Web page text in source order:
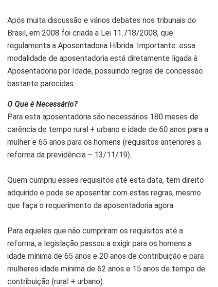
Após muita discussão e vários debates nos tribunais do
Brasil, em 2008 foi criada a Lei 11.718/2008, que
regulamenta a Aposentadoria Híbrida. Importante: essa
modalidade de aposentadoria está diretamente ligada à
Aposentadoria por Idade, possuindo regras de concessão
bastante parecidas.
O Que é Necessário?
Para esta aposentadoria são necessários 180 meses de
carência de tempo rural + urbano e idade de 60 anos para a
mulher e 65 anos para os homens (requisitos anteriores a
reforma da previdência – 13/11/19).
Quem cumpriu esses requisitos até esta data, tem direito
adquirido e pode se aposentar com estas regras, mesmo
que faça o requerimento da aposentadoria agora.
Para aqueles que não cumpriram os requisitos até a
reforma, a legislação passou a exigir para os homens a
idade mínima de 65 anos e 20 anos de contribuição e para
mulheres idade mínima de 62 anos e 15 anos de tempo de
contribuição (rural + urbano).